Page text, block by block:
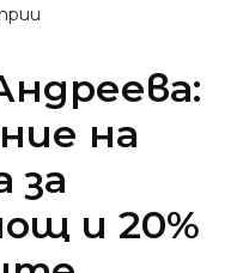
на
за
и 20%